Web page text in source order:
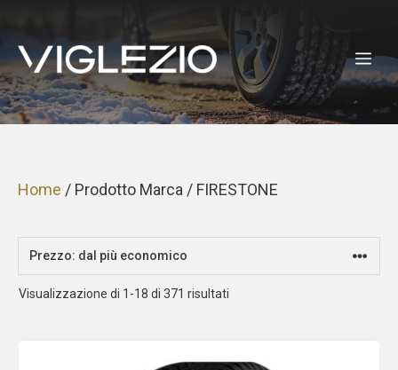
contenuto
Home / Prodotto Marca / FIRESTONE
Visualizzazione di 1-18 di 371 risultati